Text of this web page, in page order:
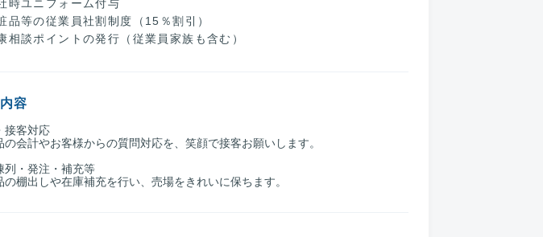
時ユニフォーム付与
品等の従業員社割制度（15％割引）
相談ポイントの発行（従業員家族も含む）
容
接客対応
会計やお客様からの質問対応を、笑顔で接客お願いします。
列・発注・補充等
棚出しや在庫補充を行い、売場をきれいに保ちます。